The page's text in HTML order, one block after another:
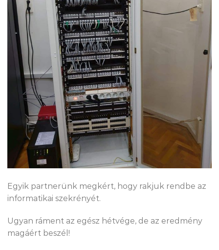
Egyik partnerünk megkért, hogy rakjuk rendbe az
informatikai szekrényét.
Ugyan ráment az egész hétvége, de az eredmény
magáért beszél!